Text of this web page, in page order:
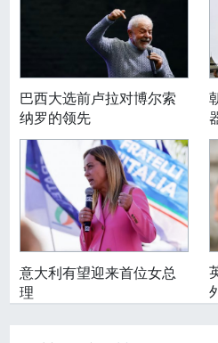
巴西大选前卢拉对博尔索
纳罗的领先
意大利有望迎来首位女总
理